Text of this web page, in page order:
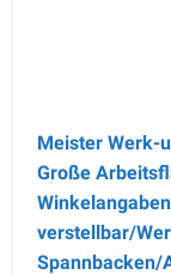
Meister Werk-
Große
verstellbar/
Spannbacken/